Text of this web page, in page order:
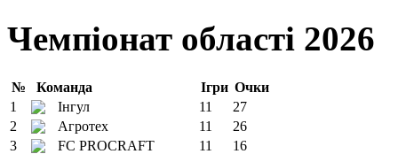
Чемпіонат області 2026
№ Команда Ігри Очки
1
Інгул 11
27
2
Агротех 11
26
3
FC PROCRAFT 11
16